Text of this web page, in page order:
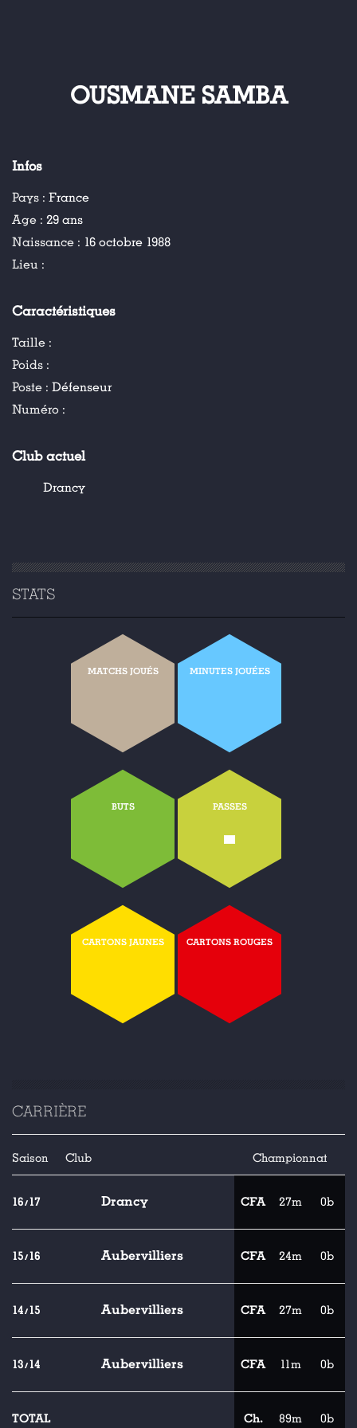
OUSMANE SAMBA
Infos
Pays : France
Age : 29 ans
Naissance : 16 octobre 1988
Lieu :
Caractéristiques
Taille :
Poids :
Poste : Défenseur
Numéro :
Club actuel
Drancy
STATS
MATCHS JOUÉS MINUTES JOUÉES
BUTS PASSES
-
CARTONS JAUNES CARTONS ROUGES
CARRIÈRE
Saison Club Championnat
16/17 Drancy CFA 27m 0b
15/16 Aubervilliers CFA 24m 0b
14/15 Aubervilliers CFA 27m 0b
13/14 Aubervilliers CFA 11m 0b
TOTAL Ch. 89m 0b